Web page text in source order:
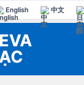
English 中文